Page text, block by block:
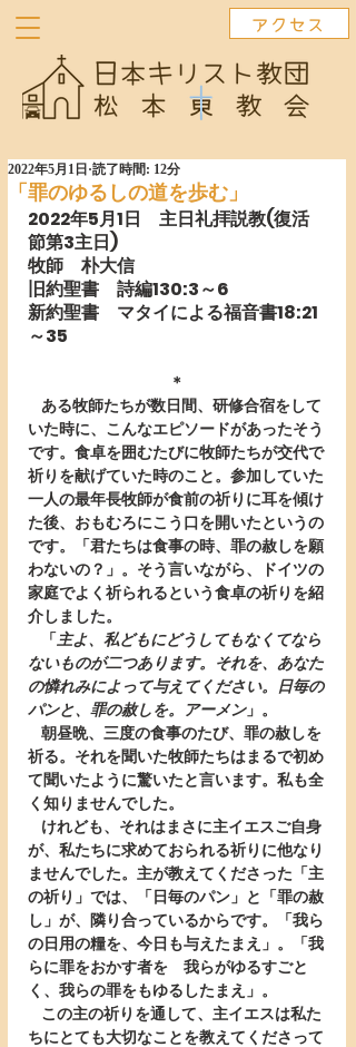
アクセス
「罪のゆるしの道を歩む」
2022年5月1日 読了時間: 12分
2022年5月1日　主日礼拝説教(復活
節第3主日)
牧師　朴大信
旧約聖書　詩編130:3～6
新約聖書　マタイによる福音書18:21
～35
＊
いた時に、こんなエピソードがあったそう
です。食卓を囲むたびに牧師たちが交代で
祈りを献げていた時のこと。参加していた
一人の最年長牧師が食前の祈りに耳を傾け
た後、おもむろにこう口を開いたというの
です。「君たちは食事の時、罪の赦しを願
わないの？」。そう言いながら、ドイツの
家庭でよく祈られるという食卓の祈りを紹
介しました。
   「
主よ、私どもにどうしてもなくてなら
ないものが二つあります。それを、あなた
の憐れみによって与えてください。日毎の
パンと、罪の赦しを。アーメン」。
祈る。それを聞いた牧師たちはまるで初め
て聞いたように驚いたと言います。私も全
く知りませんでした。
が、私たちに求めておられる祈りに他なり
ませんでした。主が教えてくださった「主
の祈り」では、「日毎のパン」と「罪の赦
し」が、隣り合っているからです。「我ら
の日用の糧を、今日も与えたまえ」。「我
らに罪をおかす者を　我らがゆるすごと
く、我らの罪をもゆるしたまえ」。
ちにとても大切なことを教えてくださって